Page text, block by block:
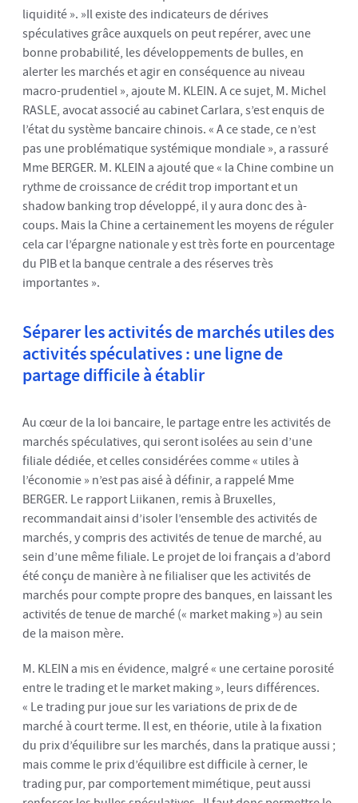
liquidité ». »Il existe des indicateurs de dérives
spéculatives grâce auxquels on peut repérer, avec une
bonne probabilité, les développements de bulles, en
alerter les marchés et agir en conséquence au niveau
macro-prudentiel », ajoute M. KLEIN. A ce sujet, M. Michel
RASLE, avocat associé au cabinet Carlara, s’est enquis de
l’état du système bancaire chinois. « A ce stade, ce n’est
pas une problématique systémique mondiale », a rassuré
Mme BERGER. M. KLEIN a ajouté que « la Chine combine un
rythme de croissance de crédit trop important et un
shadow banking trop développé, il y aura donc des à-
coups. Mais la Chine a certainement les moyens de réguler
cela car l’épargne nationale y est très forte en pourcentage
du PIB et la banque centrale a des réserves très
importantes ».
Séparer les activités de marchés utiles des
activités spéculatives : une ligne de
partage difficile à établir
Au cœur de la loi bancaire, le partage entre les activités de
marchés spéculatives, qui seront isolées au sein d’une
filiale dédiée, et celles considérées comme « utiles à
l’économie » n’est pas aisé à définir, a rappelé Mme
BERGER. Le rapport Liikanen, remis à Bruxelles,
recommandait ainsi d’isoler l’ensemble des activités de
marchés, y compris des activités de tenue de marché, au
sein d’une même filiale. Le projet de loi français a d’abord
été conçu de manière à ne filialiser que les activités de
marchés pour compte propre des banques, en laissant les
activités de tenue de marché (« market making ») au sein
de la maison mère.
M. KLEIN a mis en évidence, malgré « une certaine porosité
entre le trading et le market making », leurs différences.
« Le trading pur joue sur les variations de prix de de
marché à court terme. Il est, en théorie, utile à la fixation
du prix d’équilibre sur les marchés, dans la pratique aussi ;
mais comme le prix d’équilibre est difficile à cerner, le
trading pur, par comportement mimétique, peut aussi